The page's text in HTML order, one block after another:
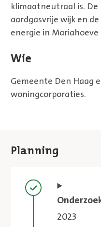
klimaatneutraal is. De
aardgasvrije wijk en
energie in Mariahoeve
Wie
Gemeente Den Haag
woningcorporaties.
Planning
Stap
2023